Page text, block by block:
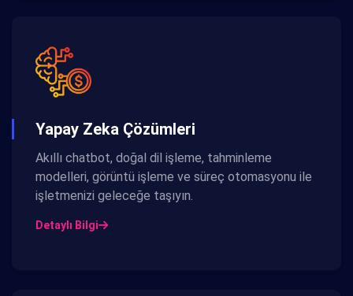
Yapay Zeka Çözümleri
Akıllı chatbot, doğal dil işleme, tahminleme
modelleri, görüntü işleme ve süreç otomasyonu ile
işletmenizi geleceğe taşıyın.
Detaylı Bilgi